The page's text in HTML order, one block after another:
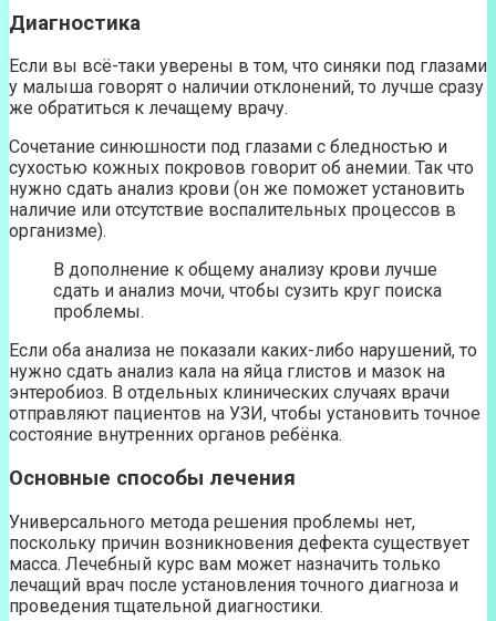
Диагностика
Если вы всё-таки уверены в том, что синяки под глазами
у малыша говорят о наличии отклонений, то лучше сразу
же обратиться к лечащему врачу.
Сочетание синюшности под глазами с бледностью и
сухостью кожных покровов говорит об анемии. Так что
нужно сдать анализ крови (он же поможет установить
наличие или отсутствие воспалительных процессов в
организме).
В дополнение к общему анализу крови лучше
сдать и анализ мочи, чтобы сузить круг поиска
проблемы.
Если оба анализа не показали каких-либо нарушений, то
нужно сдать анализ кала на яйца глистов и мазок на
энтеробиоз. В отдельных клинических случаях врачи
отправляют пациентов на УЗИ, чтобы установить точное
состояние внутренних органов ребёнка.
Основные способы лечения
Универсального метода решения проблемы нет,
поскольку причин возникновения дефекта существует
масса. Лечебный курс вам может назначить только
лечащий врач после установления точного диагноза и
проведения тщательной диагностики.